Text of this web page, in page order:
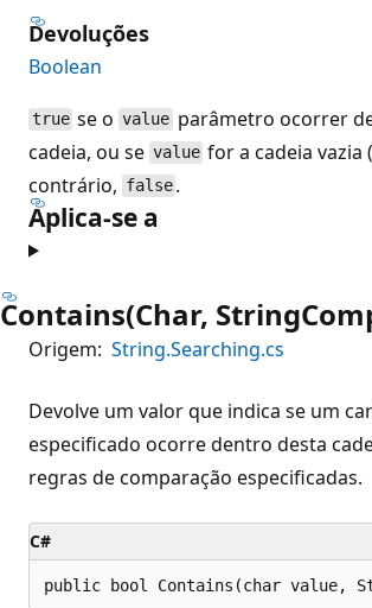
Devoluções
Boolean
true se ovalueparâmetro ocorrer
cadeia, ou se value for a cadeia vazia
contrário, false .
Aplica-se a
Contains(Char,
Origem: String.Searching.cs
Devolve um valor que indica se um
especificado ocorre dentro desta
regras de comparação especificadas.
C#
public bool Contains(char value,